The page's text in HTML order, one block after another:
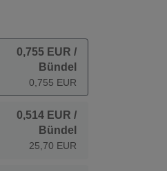
0,755 EUR /
Bündel
0,755 EUR
0,514 EUR /
Bündel
25,70 EUR